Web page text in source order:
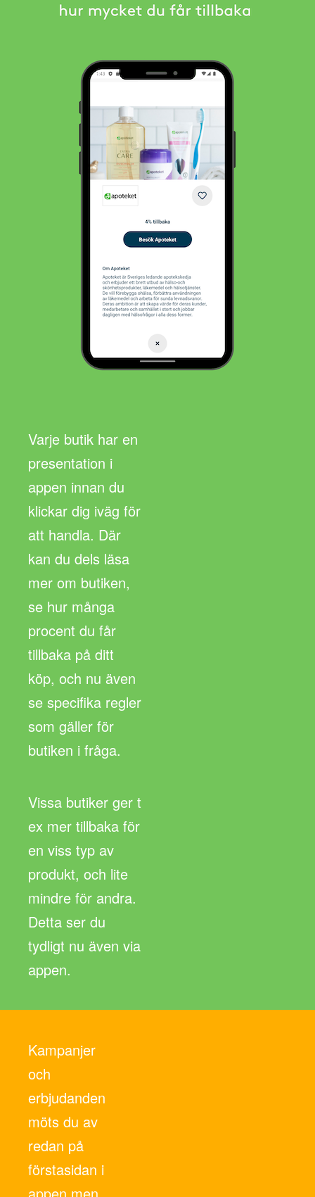
Varje butik har en
presentation i
appen innan du
klickar dig iväg för
att handla. Där
kan du dels läsa
mer om butiken,
se hur många
procent du får
tillbaka på ditt
köp, och nu även
se specifika regler
som gäller för
butiken i fråga.
Vissa butiker ger t
ex mer tillbaka för
en viss typ av
produkt, och lite
mindre för andra.
Detta ser du
tydligt nu även via
appen.
Kampanjer
och
erbjudanden
möts du av
redan på
förstasidan i